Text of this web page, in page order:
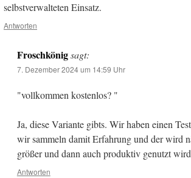
selbstverwalteten Einsatz.
Antworten
Froschkönig sagt:
7. Dezember 2024 um 14:59 Uhr
"vollkommen kostenlos? "
Ja, diese Variante gibts. Wir haben einen
wir sammeln damit Erfahrung und der wird
größer und dann auch produktiv genutzt
Antworten